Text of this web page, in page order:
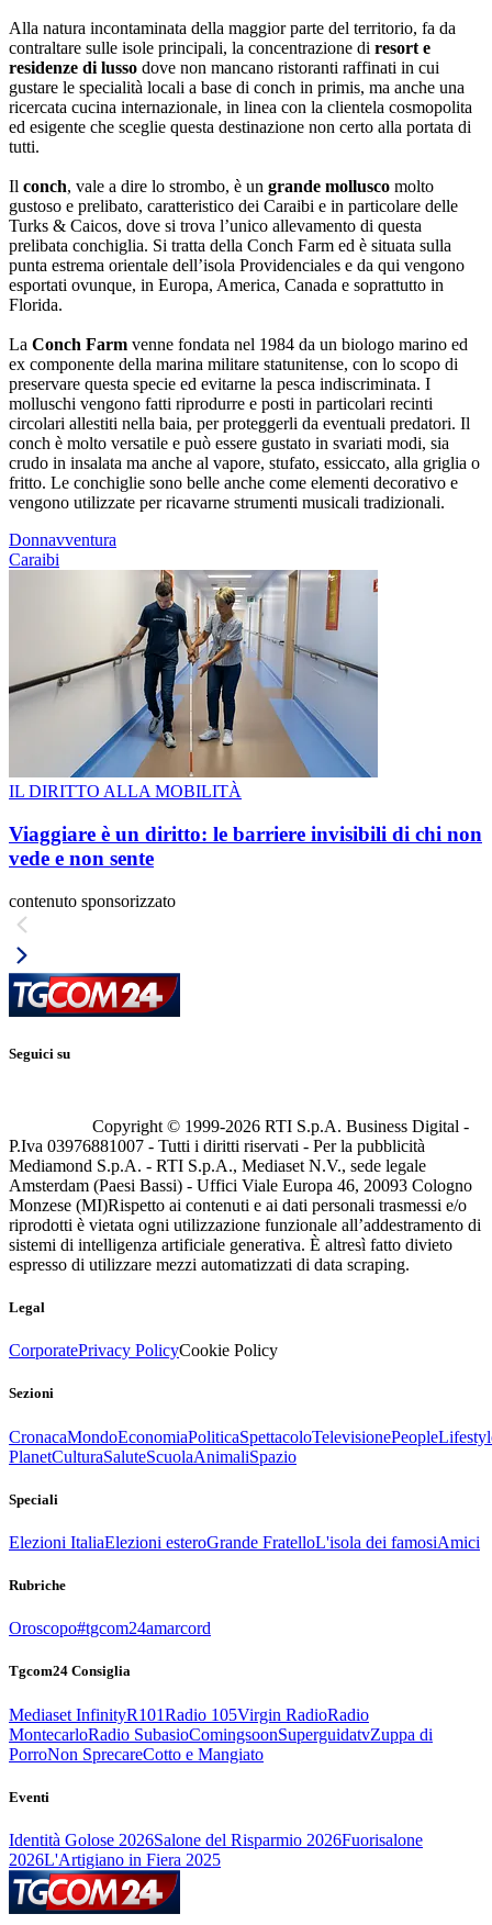
Alla natura incontaminata della maggior parte del territorio, fa da
contraltare sulle isole principali, la concentrazione di resort e
residenze di lusso dove non mancano ristoranti raffinati in cui
gustare le specialità locali a base di conch in primis, ma anche una
ricercata cucina internazionale, in linea con la clientela cosmopolita
ed esigente che sceglie questa destinazione non certo alla portata di
tutti.
Il conch, vale a dire lo strombo, è un grande mollusco molto
gustoso e prelibato, caratteristico dei Caraibi e in particolare delle
Turks & Caicos, dove si trova l’unico allevamento di questa
prelibata conchiglia. Si tratta della Conch Farm ed è situata sulla
punta estrema orientale dell’isola Providenciales e da qui vengono
esportati ovunque, in Europa, America, Canada e soprattutto in
Florida.
La Conch Farm venne fondata nel 1984 da un biologo marino ed
ex componente della marina militare statunitense, con lo scopo di
preservare questa specie ed evitarne la pesca indiscriminata. I
molluschi vengono fatti riprodurre e posti in particolari recinti
circolari allestiti nella baia, per proteggerli da eventuali predatori. Il
conch è molto versatile e può essere gustato in svariati modi, sia
crudo in insalata ma anche al vapore, stufato, essiccato, alla griglia o
fritto. Le conchiglie sono belle anche come elementi decorativo e
vengono utilizzate per ricavarne strumenti musicali tradizionali.
Donnavventura
Caraibi
IL DIRITTO ALLA MOBILITÀ
Viaggiare è un diritto: le barriere invisibili di chi non
vede e non sente
contenuto sponsorizzato
Seguici su
Copyright © 1999-2026 RTI S.p.A. Business Digital -
P.Iva 03976881007 - Tutti i diritti riservati - Per la pubblicità
Mediamond S.p.A. - RTI S.p.A., Mediaset N.V., sede legale
Amsterdam (Paesi Bassi) - Uffici Viale Europa 46, 20093 Cologno
Monzese (MI)Rispetto ai contenuti e ai dati personali trasmessi e/o
riprodotti è vietata ogni utilizzazione funzionale all’addestramento di
sistemi di intelligenza artificiale generativa. È altresì fatto divieto
espresso di utilizzare mezzi automatizzati di data scraping.
Legal
CorporatePrivacy PolicyCookie Policy
Sezioni
CronacaMondoEconomiaPoliticaSpettacoloTelevisionePeople
PlanetCulturaSaluteScuolaAnimaliSpazio
Speciali
Elezioni ItaliaElezioni esteroGrande FratelloL'isola dei famosiAmici
Rubriche
Oroscopo#tgcom24amarcord
Tgcom24 Consiglia
Mediaset InfinityR101Radio 105Virgin RadioRadio
MontecarloRadio SubasioComingsoonSuperguidatvZuppa di
PorroNon SprecareCotto e Mangiato
Eventi
Identità Golose 2026Salone del Risparmio 2026Fuorisalone
2026L'Artigiano in Fiera 2025